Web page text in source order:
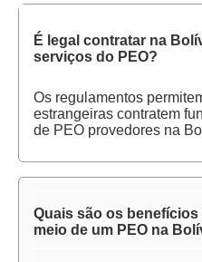
É legal contratar na
serviços do PEO?
Os regulamentos
estrangeiras contratem
de PEO provedores na
Quais são os
meio de um PEO na